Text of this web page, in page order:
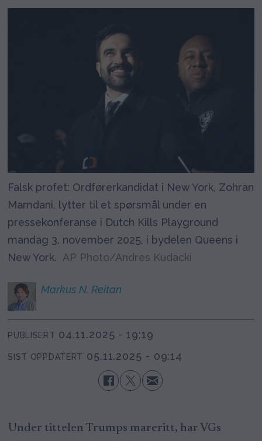
Falsk profet: Ordførerkandidat i New York, Zohran
Mamdani, lytter til et spørsmål under en
pressekonferanse i Dutch Kills Playground
mandag 3. november 2025, i bydelen Queens i
New York. AP Photo/Andres Kudacki
Markus N. Reitan
PUBLISERT 04.11.2025 - 19:19
SIST OPPDATERT 05.11.2025 - 09:14
Under tittelen Trumps mareritt, har VGs